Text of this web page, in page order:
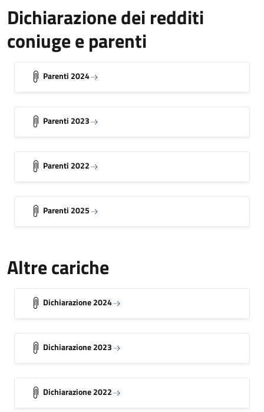
Dichiarazione dei redditi
coniuge e parenti
Parenti 2024
Parenti 2023
Parenti 2022
Parenti 2025
Altre cariche
Dichiarazione 2024
Dichiarazione 2023
Dichiarazione 2022